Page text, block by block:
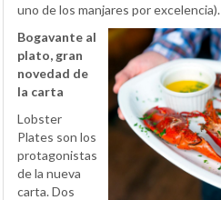
uno de los manjares por excelencia).
Bogavante al
plato, gran
novedad de
la carta
Lobster
Plates son los
protagonistas
de la nueva
carta. Dos